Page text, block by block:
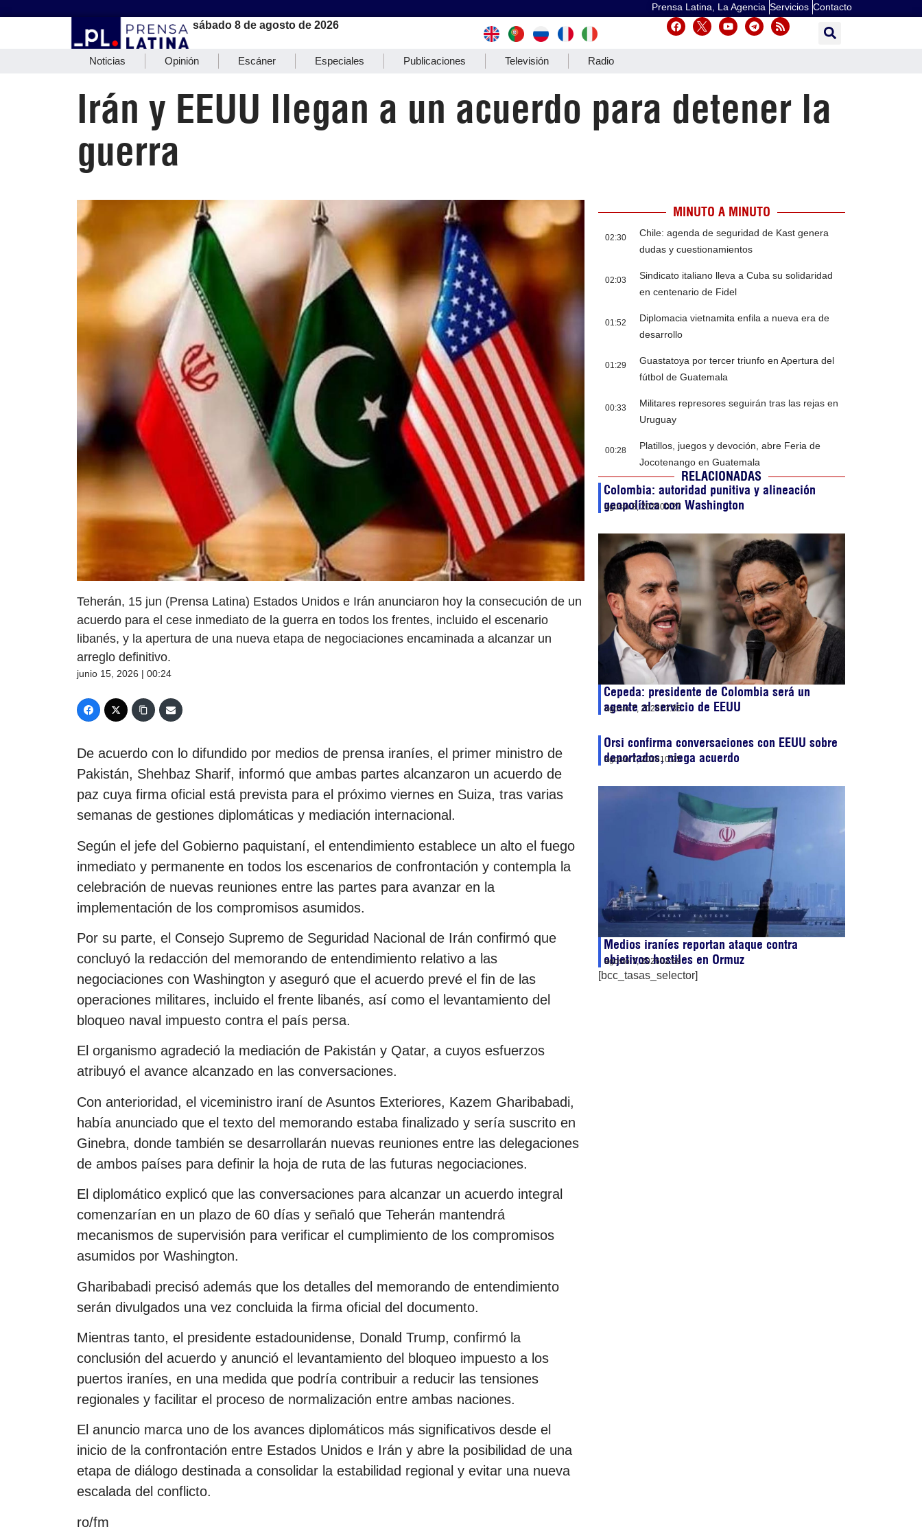
Prensa Latina, La Agencia Servicios Contacto
sábado 8 de agosto de 2026
Noticias Opinión Escáner Especiales Publicaciones Televisión Radio
Irán y EEUU llegan a un acuerdo para detener la
guerra
Teherán, 15 jun (Prensa Latina) Estados Unidos e Irán anunciaron hoy la consecución de un
acuerdo para el cese inmediato de la guerra en todos los frentes, incluido el escenario
libanés, y la apertura de una nueva etapa de negociaciones encaminada a alcanzar un
arreglo definitivo.
junio 15, 2026 | 00:24
De acuerdo con lo difundido por medios de prensa iraníes, el primer ministro de
Pakistán, Shehbaz Sharif, informó que ambas partes alcanzaron un acuerdo de
paz cuya firma oficial está prevista para el próximo viernes en Suiza, tras varias
semanas de gestiones diplomáticas y mediación internacional.
Según el jefe del Gobierno paquistaní, el entendimiento establece un alto el fuego
inmediato y permanente en todos los escenarios de confrontación y contempla la
celebración de nuevas reuniones entre las partes para avanzar en la
implementación de los compromisos asumidos.
Por su parte, el Consejo Supremo de Seguridad Nacional de Irán confirmó que
concluyó la redacción del memorando de entendimiento relativo a las
negociaciones con Washington y aseguró que el acuerdo prevé el fin de las
operaciones militares, incluido el frente libanés, así como el levantamiento del
bloqueo naval impuesto contra el país persa.
El organismo agradeció la mediación de Pakistán y Qatar, a cuyos esfuerzos
atribuyó el avance alcanzado en las conversaciones.
Con anterioridad, el viceministro iraní de Asuntos Exteriores, Kazem Gharibabadi,
había anunciado que el texto del memorando estaba finalizado y sería suscrito en
Ginebra, donde también se desarrollarán nuevas reuniones entre las delegaciones
de ambos países para definir la hoja de ruta de las futuras negociaciones.
El diplomático explicó que las conversaciones para alcanzar un acuerdo integral
comenzarían en un plazo de 60 días y señaló que Teherán mantendrá
mecanismos de supervisión para verificar el cumplimiento de los compromisos
asumidos por Washington.
Gharibabadi precisó además que los detalles del memorando de entendimiento
serán divulgados una vez concluida la firma oficial del documento.
Mientras tanto, el presidente estadounidense, Donald Trump, confirmó la
conclusión del acuerdo y anunció el levantamiento del bloqueo impuesto a los
puertos iraníes, en una medida que podría contribuir a reducir las tensiones
regionales y facilitar el proceso de normalización entre ambas naciones.
El anuncio marca uno de los avances diplomáticos más significativos desde el
inicio de la confrontación entre Estados Unidos e Irán y abre la posibilidad de una
etapa de diálogo destinada a consolidar la estabilidad regional y evitar una nueva
escalada del conflicto.
ro/fm
MINUTO A MINUTO
02:30
Chile: agenda de seguridad de Kast genera
dudas y cuestionamientos
02:03
Sindicato italiano lleva a Cuba su solidaridad
en centenario de Fidel
01:52
Diplomacia vietnamita enfila a nueva era de
desarrollo
01:29
Guastatoya por tercer triunfo en Apertura del
fútbol de Guatemala
00:33
Militares represores seguirán tras las rejas en
Uruguay
00:28
Platillos, juegos y devoción, abre Feria de
Jocotenango en Guatemala
RELACIONADAS
Colombia: autoridad punitiva y alineación
geopolítica con Washington
agosto 8, 202600:27
Cepeda: presidente de Colombia será un
agente al servicio de EEUU
agosto 7, 202613:35
Orsi confirma conversaciones con EEUU sobre
deportados, niega acuerdo
agosto 7, 202610:25
Medios iraníes reportan ataque contra
objetivos hostiles en Ormuz
agosto 7, 202602:59
[bcc_tasas_selector]